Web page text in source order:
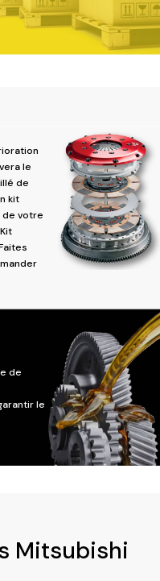
le
de
kit
de votre
de
le
Mitsubishi